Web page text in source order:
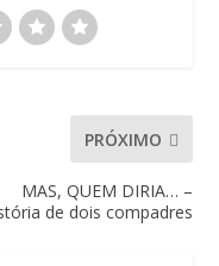
PRÓXIMO
MAS, QUEM DIRIA… –
de dois compadres